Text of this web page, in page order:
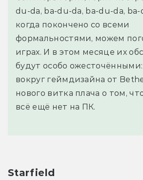
du-da, ba-du-da, ba-du-da, ba-
когда покончено со всеми
формальностями, можем
играх. И в этом месяце их
будут особо
вокруг геймдизайна от
нового витка плача о том,
всё ещё нет на ПК.
Starfield